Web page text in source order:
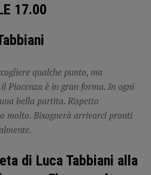
17.00
qualche punto, ma
Piacenza è in gran forma. In ogni
bella partita. Rispetto
molto. Bisognerà arrivarci pronti
di Luca Tabbiani alla